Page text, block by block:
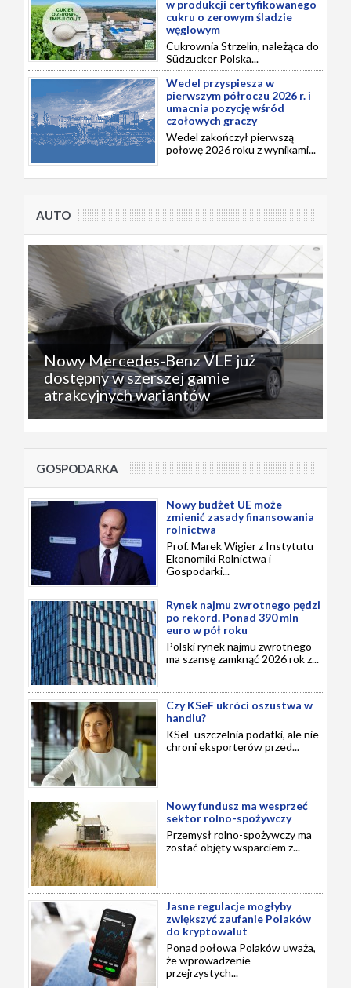
w produkcji certyfikowanego
cukru o zerowym śladzie
węglowym
Cukrownia Strzelin, należąca do
Südzucker Polska...
Wedel przyspiesza w
pierwszym półroczu 2026 r. i
umacnia pozycję wśród
czołowych graczy
Wedel zakończył pierwszą
połowę 2026 roku z wynikami...
AUTO
Nowy Mercedes-Benz VLE już
dostępny w szerszej gamie
atrakcyjnych wariantów
GOSPODARKA
Nowy budżet UE może
zmienić zasady finansowania
rolnictwa
Prof. Marek Wigier z Instytutu
Ekonomiki Rolnictwa i
Gospodarki...
Rynek najmu zwrotnego pędzi
po rekord. Ponad 390 mln
euro w pół roku
Polski rynek najmu zwrotnego
ma szansę zamknąć 2026 rok z...
Czy KSeF ukróci oszustwa w
handlu?
KSeF uszczelnia podatki, ale nie
chroni eksporterów przed...
Nowy fundusz ma wesprzeć
sektor rolno-spożywczy
Przemysł rolno-spożywczy ma
zostać objęty wsparciem z...
Jasne regulacje mogłyby
zwiększyć zaufanie Polaków
do kryptowalut
Ponad połowa Polaków uważa,
że wprowadzenie
przejrzystych...